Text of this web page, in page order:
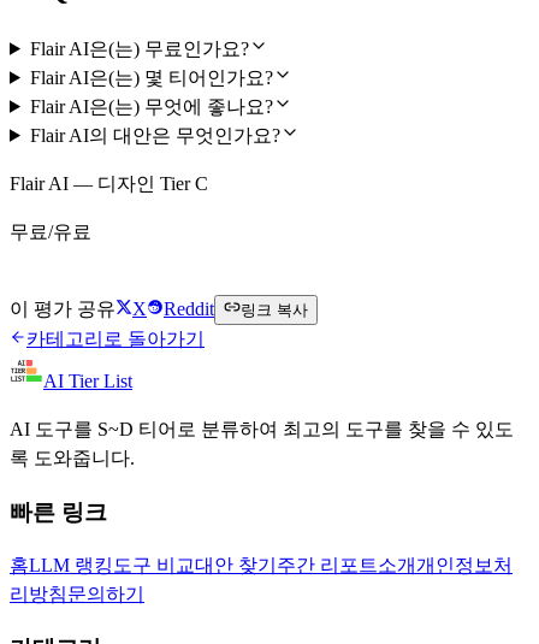
Flair AI은(는) 무료인가요?
Flair AI은(는) 몇 티어인가요?
Flair AI은(는) 무엇에 좋나요?
Flair AI의 대안은 무엇인가요?
Flair AI — 디자인 Tier C
무료/유료
이 평가 공유 X Reddit 링크 복사
카테고리로 돌아가기
AI Tier List
AI 도구를 S~D 티어로 분류하여 최고의 도구를 찾을 수 있도
록 도와줍니다.
빠른 링크
홈LLM 랭킹 도구 비교대안 찾기 주간 리포트소개개인정보처
리방침문의하기